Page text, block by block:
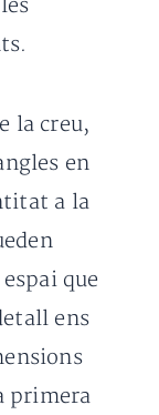
la creu,
en
a la
que
ens
primera